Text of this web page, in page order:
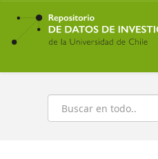
Ir
contenido
principal
Buscar